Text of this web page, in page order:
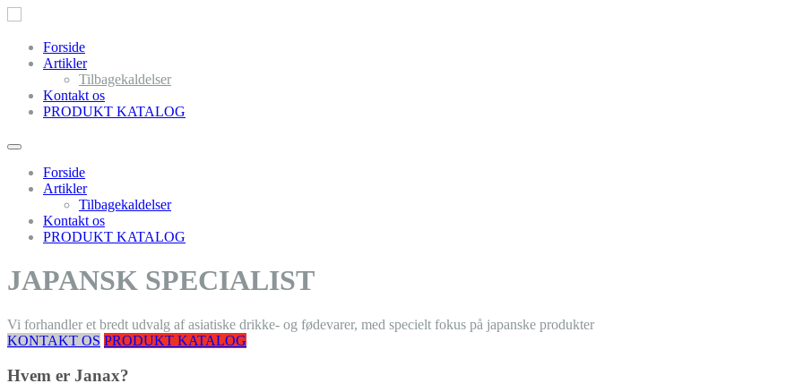
Forside
Artikler
Tilbagekaldelser
Kontakt os
PRODUKT KATALOG
Forside
Artikler
Tilbagekaldelser
Kontakt os
PRODUKT KATALOG
JAPANSK SPECIALIST
Vi forhandler et bredt udvalg af asiatiske drikke- og fødevarer, med specielt fokus på japanske produkter
KONTAKT OS PRODUKT KATALOG
Hvem er Janax?